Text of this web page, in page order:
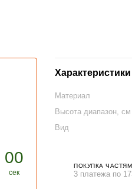
00
сек
Характеристики
Материал
Высота диапазон, см
Вид
ПОКУПКА
3 платежа по